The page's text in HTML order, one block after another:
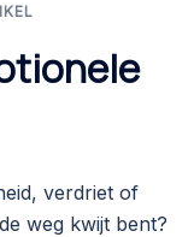
verdriet of
weg kwijt bent?